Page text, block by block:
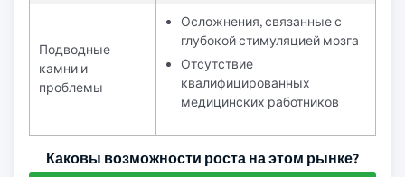
Подводные
камни и
проблемы
Осложнения, связанные с
глубокой стимуляцией мозга
Отсутствие
квалифицированных
медицинских работников
Каковы возможности роста на этом рынке?